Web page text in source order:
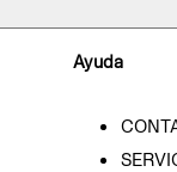
Ayuda